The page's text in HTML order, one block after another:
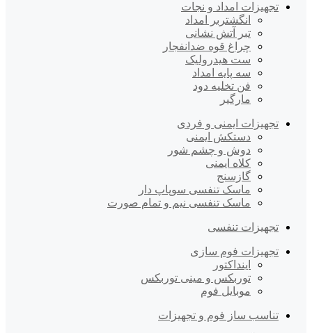
تجهیزات امداد و نجات
انگشتربر امداد
تبر آتش نشانی
چراغ قوه ضدانفجار
ست هیدرولیک
سه پایه امداد
فن تخلیه دود
مارگیر
تجهیزات ایمنی و فردی
دستکش ایمنی
دوش و چشم شور
کلاه ایمنی
گازسنج
ماسک تنفسی سوپاپ دار
ماسک تنفسی نیم و تمام صورت
تجهیزات تنفسی
تجهیزات فوم سازی
اینداکتور
توربکس و مینی توربکس
موبایل فوم
تناسب ساز فوم و تجهیزات